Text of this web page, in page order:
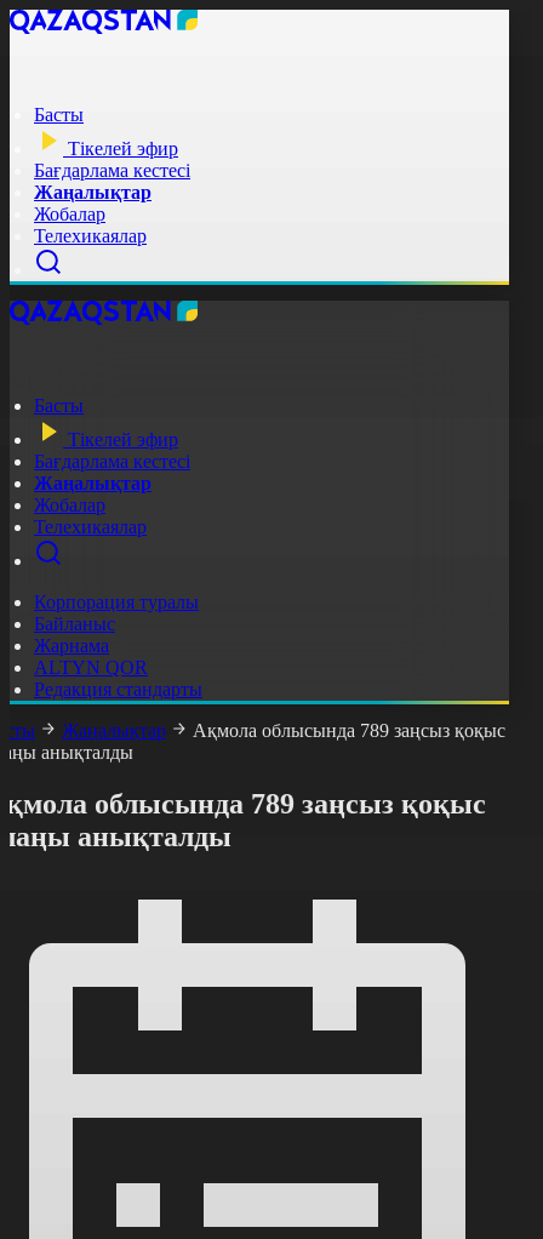
Басты
Тікелей эфир
Бағдарлама кестесі
Жаңалықтар
Жобалар
Телехикаялар
Басты
Тікелей эфир
Бағдарлама кестесі
Жаңалықтар
Жобалар
Телехикаялар
Корпорация туралы
Байланыс
Жарнама
ALTYN QOR
Редакция стандарты
Жаңалықтар
Ақмола облысында 789 заңсыз қоқыс
анықталды
облысында 789 заңсыз қоқыс
анықталды